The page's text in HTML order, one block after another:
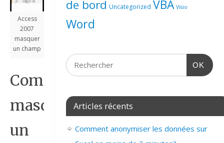
Access
2007
masquer
un champ
Comment
masquer
un
de bord Uncategorized VBA Visio
Word
OK
Articles récents
Comment anonymiser les données sur